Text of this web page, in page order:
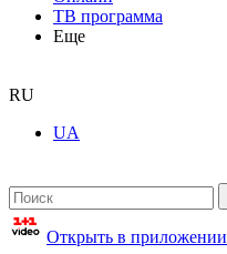
ТВ программа
Еще
RU
UA
Открыть в приложении